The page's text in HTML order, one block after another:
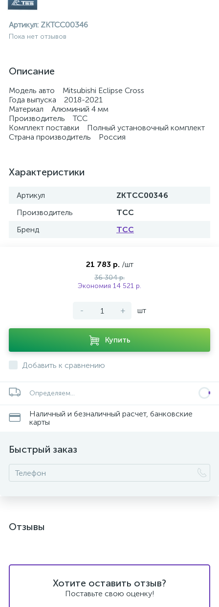
Артикул: ZKTCC00346
Пока нет отзывов
Описание
Модель авто Mitsubishi Eclipse Cross
Года выпуска 2018-2021
Материал Алюминий 4 мм
Производитель ТСС
Комплект поставки Полный установочный комплект
Страна производитель Россия
Характеристики
Артикул
ZKTCC00346
Производитель
ТСС
Бренд
ТСС
21 783 р. /шт
36 304 р.
Экономия 14 521 р.
- + шт
Купить
Добавить к сравнению
Определяем...
Наличный и безналичный расчет, банковские
карты
Быстрый заказ
Отзывы
Хотите оставить отзыв?
Поставьте свою оценку!